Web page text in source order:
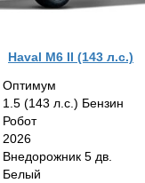
Haval M6 II (143 л.с.)
Оптимум
1.5 (143 л.с.) Бензин
Робот
2026
Внедорожник 5 дв.
Белый